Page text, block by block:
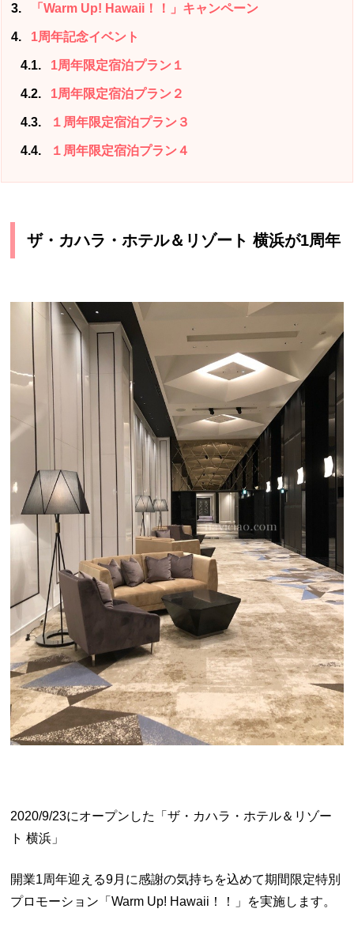
3 「Warm Up! Hawaii！！」キャンペーン
4 1周年記念イベント
4.1 1周年限定宿泊プラン１
4.2 1周年限定宿泊プラン２
4.3 １周年限定宿泊プラン３
4.4 １周年限定宿泊プラン４
ザ・カハラ・ホテル＆リゾート 横浜が1周年
2020/9/23にオープンした「ザ・カハラ・ホテル＆リゾー
ト 横浜」
開業1周年迎える9月に感謝の気持ちを込めて期間限定特別
プロモーション「Warm Up! Hawaii！！」を実施します。